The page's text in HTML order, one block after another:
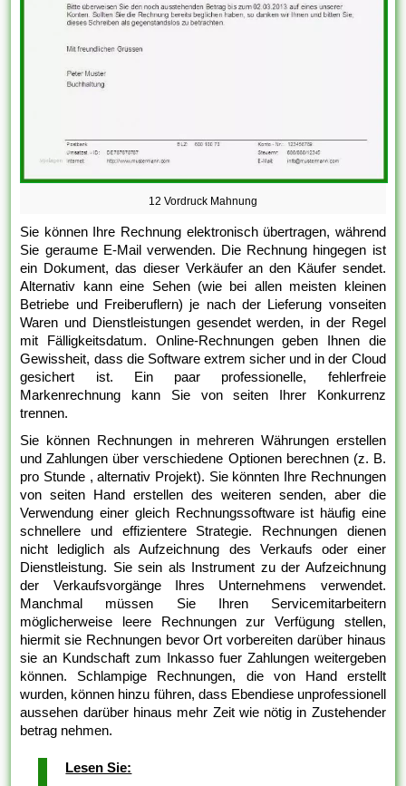
12 Vordruck Mahnung
Sie können Ihre Rechnung elektronisch übertragen, während
Sie geraume E-Mail verwenden. Die Rechnung hingegen ist
ein Dokument, das dieser Verkäufer an den Käufer sendet.
Alternativ kann eine Sehen (wie bei allen meisten kleinen
Betriebe und Freiberuflern) je nach der Lieferung vonseiten
Waren und Dienstleistungen gesendet werden, in der Regel
mit Fälligkeitsdatum. Online-Rechnungen geben Ihnen die
Gewissheit, dass die Software extrem sicher und in der Cloud
gesichert ist. Ein paar professionelle, fehlerfreie
Markenrechnung kann Sie von seiten Ihrer Konkurrenz
trennen.
Sie können Rechnungen in mehreren Währungen erstellen
und Zahlungen über verschiedene Optionen berechnen (z. B.
pro Stunde , alternativ Projekt). Sie könnten Ihre Rechnungen
von seiten Hand erstellen des weiteren senden, aber die
Verwendung einer gleich Rechnungssoftware ist häufig eine
schnellere und effizientere Strategie. Rechnungen dienen
nicht lediglich als Aufzeichnung des Verkaufs oder einer
Dienstleistung. Sie sein als Instrument zu der Aufzeichnung
der Verkaufsvorgänge Ihres Unternehmens verwendet.
Manchmal müssen Sie Ihren Servicemitarbeitern
möglicherweise leere Rechnungen zur Verfügung stellen,
hiermit sie Rechnungen bevor Ort vorbereiten darüber hinaus
sie an Kundschaft zum Inkasso fuer Zahlungen weitergeben
können. Schlampige Rechnungen, die von Hand erstellt
wurden, können hinzu führen, dass Ebendiese unprofessionell
aussehen darüber hinaus mehr Zeit wie nötig in Zustehender
betrag nehmen.
Lesen Sie: